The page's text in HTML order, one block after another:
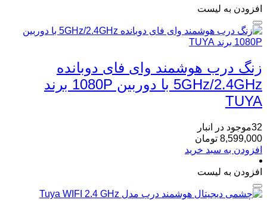
افزودن به لیست
زنگ درب هوشمند وای‌ فای دوبانده
5GHz/2.4GHz با دوربین 1080P برند
TUYA
32موجود در انبار
8,599,000 تومان
افزودن به سبد خرید
افزودن به لیست